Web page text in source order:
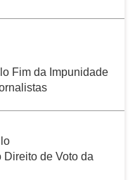
Fim da Impunidade
Direito de Voto da